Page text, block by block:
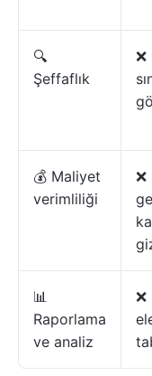
🔍
Şeffaflık
💰 Maliyet
verimliliği
📊
Raporlama
ve analiz